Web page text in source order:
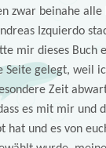
zwar beinahe alle
Izquierdo
mir dieses Buch
Seite gelegt, weil
Zeit
es mit mir und
hat und es von